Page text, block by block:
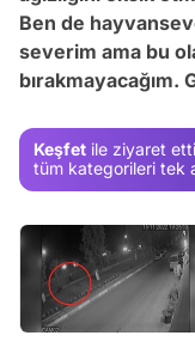
Ben de
severim ama bu
bırakmayacağım.
Keşfet ile ziyaret
tüm kategorileri tek